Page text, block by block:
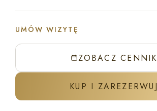
UMÓW WIZYTĘ
ZOBACZ CENNIK
KUP I ZAREZERWUJ